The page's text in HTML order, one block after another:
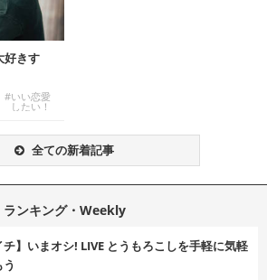
好きす
#いい恋愛
したい！
全ての新着記事
ランキング・Weekly
チ】いまオシ! LIVE とうもろこしを手軽に気軽